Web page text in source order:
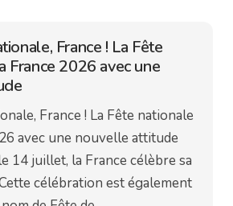
France ! La Fête
France 2026 avec une
France ! La Fête nationale
avec une nouvelle attitude
14 juillet, la France célèbre sa
célébration est également